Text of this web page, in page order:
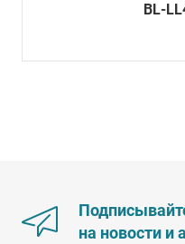
BL-
на новости и